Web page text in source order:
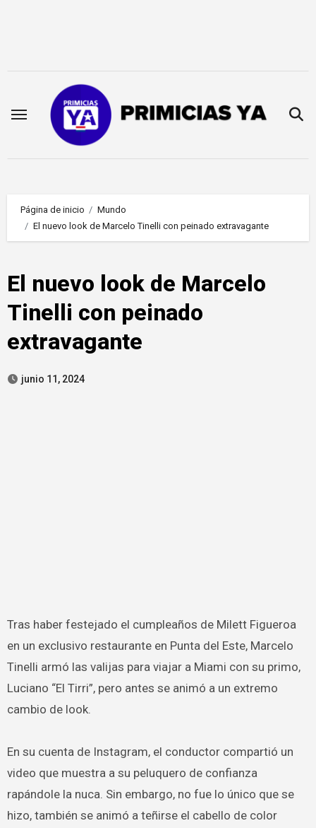
Página de inicio
Mundo
El nuevo look de Marcelo Tinelli con peinado extravagante
El nuevo look de Marcelo
Tinelli con peinado
extravagante
junio 11, 2024
Tras haber festejado el cumpleaños de Milett Figueroa
en un exclusivo restaurante en Punta del Este, Marcelo
Tinelli armó las valijas para viajar a Miami con su primo,
Luciano “El Tirri”, pero antes se animó a un extremo
cambio de look.
En su cuenta de Instagram, el conductor compartió un
video que muestra a su peluquero de confianza
rapándole la nuca. Sin embargo, no fue lo único que se
hizo, también se animó a teñirse el cabello de color